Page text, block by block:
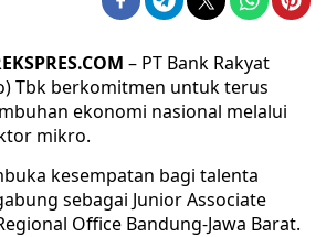
– PT Bank Rakyat
Tbk berkomitmen untuk terus
ekonomi nasional melalui
mikro.
kesempatan bagi talenta
sebagai Junior Associate
Office Bandung-Jawa Barat.